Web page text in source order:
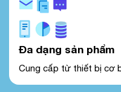
Đa dạng sản phẩm
Cung cấp từ thiết bị cơ